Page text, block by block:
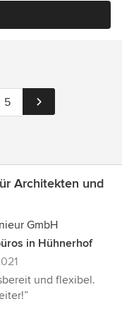
5
Architekten und
GmbH
in Hühnerhof
und flexibel.